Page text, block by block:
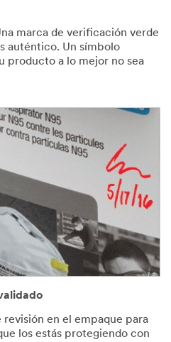
marca de verificación verde
auténtico. Un símbolo
producto a lo mejor no sea
en el empaque para
los estás protegiendo con